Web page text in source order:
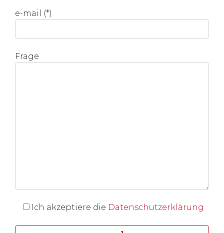
e-mail (*)
Frage
Ich akzeptiere die Datenschutzerklärung